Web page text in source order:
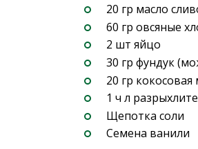
20 гр масло
60 гр овсяные
2 шт яйцо
30 гр фундук
20 гр кокосовая
1 ч л
Щепотка соли
Семена ванили